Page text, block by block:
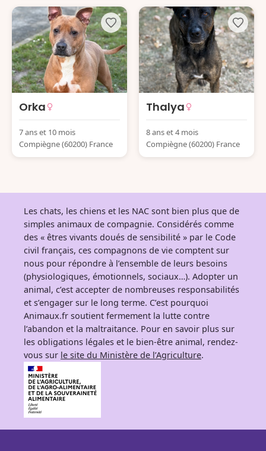
Orka
7 ans et 10 mois
Compiègne (60200) France
Thalya
8 ans et 4 mois
Compiègne (60200) France
Les chats, les chiens et les NAC sont bien plus que de
simples animaux de compagnie. Considérés comme
des « êtres vivants doués de sensibilité » par le Code
civil français, ces compagnons de vie comptent sur
nous pour répondre à l’ensemble de leurs besoins
(physiologiques, émotionnels, sociaux…). Adopter un
animal, c’est accepter de nombreuses responsabilités
et s’engager sur le long terme. C’est pourquoi
Animaux.fr soutient fermement la lutte contre
l’abandon et la maltraitance. Pour en savoir plus sur
les obligations légales et le bien-être animal, rendez-
vous sur le site du Ministère de l’Agriculture.